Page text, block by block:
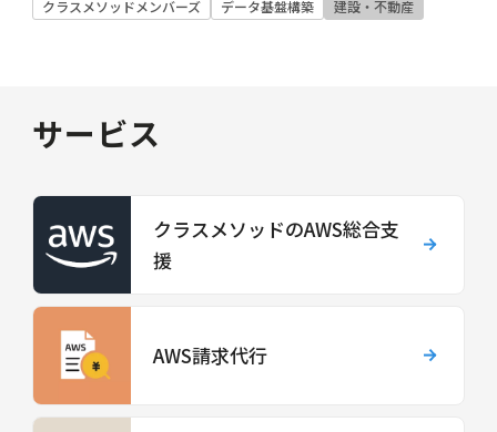
クラスメソッドメンバーズ
データ基盤構築 建設・不動産
サービス
クラスメソッドのAWS総合支
援
AWS請求代行